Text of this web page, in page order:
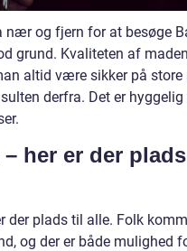
nær og fjern for at besøge
grund. Kvaliteten af
altid være sikker på store
derfra. Det er
her er der
der plads til alle. Folk
og der er både mulighed